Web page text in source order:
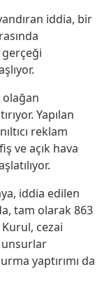
iddia, bir
olağan
Yapılan
reklam
ve açık hava
iddia edilen
tam olarak 863
cezai
unsurlar
yaptırımı da